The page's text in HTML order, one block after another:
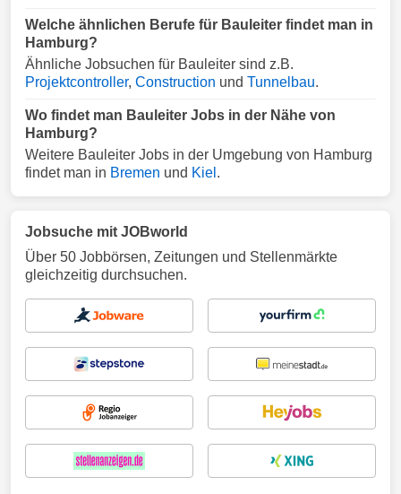
Welche ähnlichen Berufe für Bauleiter findet man in
Hamburg?
Ähnliche Jobsuchen für Bauleiter sind z.B.
Projektcontroller, Construction und Tunnelbau.
Wo findet man Bauleiter Jobs in der Nähe von
Hamburg?
Weitere Bauleiter Jobs in der Umgebung von Hamburg
findet man in Bremen und Kiel .
Jobsuche mit JOBworld
Über 50 Jobbörsen, Zeitungen und Stellenmärkte
gleichzeitig durchsuchen.